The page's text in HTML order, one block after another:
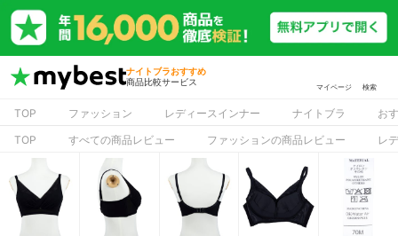
ナイトブラおすすめ
商品比較サービス
マイページ 検索
TOP ファッション レディースインナー ナイトブラ
お
TOP
すべての商品レビュー ファッションの商品レビュー レ